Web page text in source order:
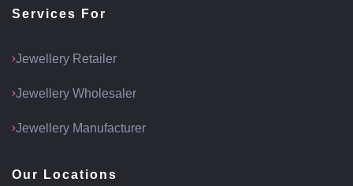
Services For
Jewellery Retailer
Jewellery Wholesaler
Jewellery Manufacturer
Our Locations